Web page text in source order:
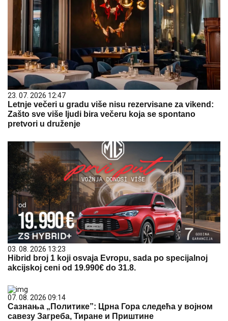
23. 07. 2026 12:47
Letnje večeri u gradu više nisu rezervisane za vikend:
Zašto sve više ljudi bira večeru koja se spontano
pretvori u druženje
03. 08. 2026 13:23
Hibrid broj 1 koji osvaja Evropu, sada po specijalnoj
akcijskoj ceni od 19.990€ do 31.8.
07. 08. 2026 09:14
Сазнања „Политике”: Црна Гора следећа у војном
савезу Загреба, Тиране и Приштине